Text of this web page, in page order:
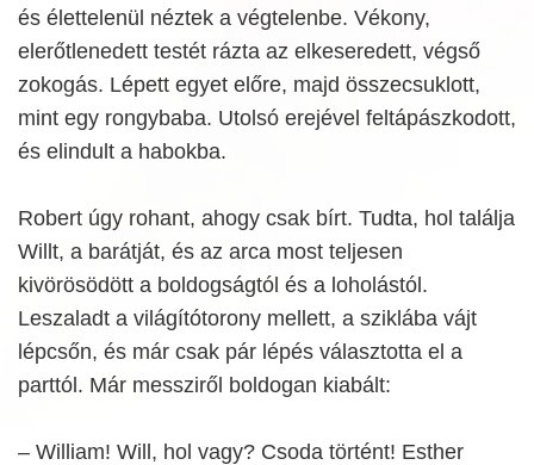
és élettelenül néztek a végtelenbe. Vékony,
elerőtlenedett testét rázta az elkeseredett, végső
zokogás. Lépett egyet előre, majd összecsuklott,
mint egy rongybaba. Utolsó erejével feltápászkodott,
és elindult a habokba.
Robert úgy rohant, ahogy csak bírt. Tudta, hol találja
Willt, a barátját, és az arca most teljesen
kivörösödött a boldogságtól és a loholástól.
Leszaladt a világítótorony mellett, a sziklába vájt
lépcsőn, és már csak pár lépés választotta el a
parttól. Már messziről boldogan kiabált:
– William! Will, hol vagy? Csoda történt! Esther